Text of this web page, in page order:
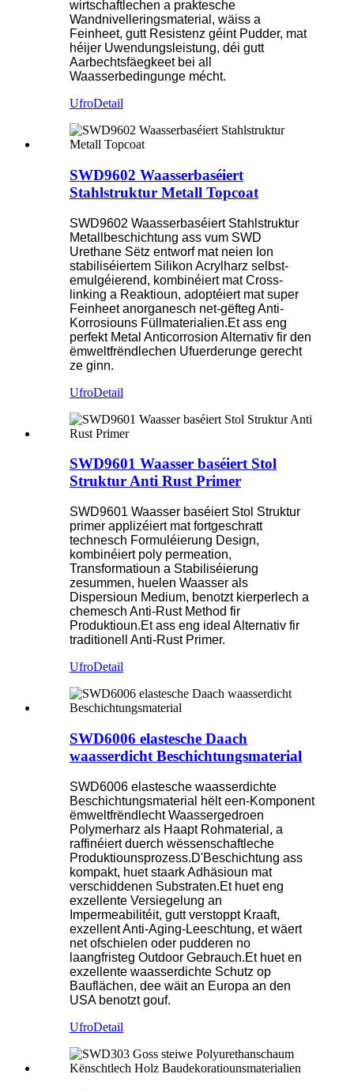
wirtschaftlechen a praktesche
Wandnivelleringsmaterial, wäiss a
Feinheet, gutt Resistenz géint Pudder, mat
héijer Uwendungsleistung, déi gutt
Aarbechtsfäegkeet bei all
Waasserbedingunge mécht.
UfroDetail
SWD9602 Waasserbaséiert
Stahlstruktur Metall Topcoat
SWD9602 Waasserbaséiert Stahlstruktur
Metallbeschichtung ass vum SWD
Urethane Sëtz entworf mat neien Ion
stabiliséiertem Silikon Acrylharz selbst-
emulgéierend, kombinéiert mat Cross-
linking a Reaktioun, adoptéiert mat super
Feinheet anorganesch net-gëfteg Anti-
Korrosiouns Füllmaterialien.Et ass eng
perfekt Metal Anticorrosion Alternativ fir den
ëmweltfrëndlechen Ufuerderunge gerecht
ze ginn.
UfroDetail
SWD9601 Waasser baséiert Stol
Struktur Anti Rust Primer
SWD9601 Waasser baséiert Stol Struktur
primer applizéiert mat fortgeschratt
technesch Formuléierung Design,
kombinéiert poly permeation,
Transformatioun a Stabiliséierung
zesummen, huelen Waasser als
Dispersioun Medium, benotzt kierperlech a
chemesch Anti-Rust Method fir
Produktioun.Et ass eng ideal Alternativ fir
traditionell Anti-Rust Primer.
UfroDetail
SWD6006 elastesche Daach
waasserdicht Beschichtungsmaterial
SWD6006 elastesche waasserdichte
Beschichtungsmaterial hëlt een-Komponent
ëmweltfrëndlecht Waassergedroen
Polymerharz als Haapt Rohmaterial, a
raffinéiert duerch wëssenschaftleche
Produktiounsprozess.D'Beschichtung ass
kompakt, huet staark Adhäsioun mat
verschiddenen Substraten.Et huet eng
exzellente Versiegelung an
Impermeabilitéit, gutt verstoppt Kraaft,
exzellent Anti-Aging-Leeschtung, et wäert
net ofschielen oder pudderen no
laangfristeg Outdoor Gebrauch.Et huet en
exzellente waasserdichte Schutz op
Bauflächen, dee wäit an Europa an den
USA benotzt gouf.
UfroDetail